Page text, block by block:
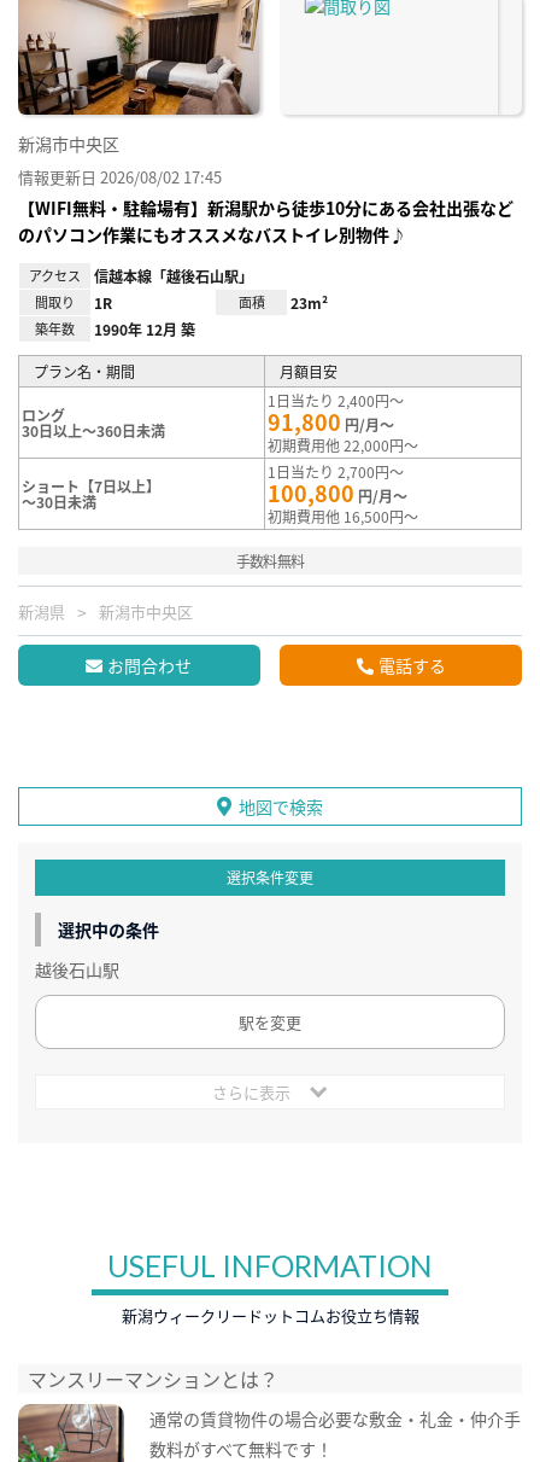
新潟市中央区
情報更新日 2026/08/02 17:45
【WIFI無料・駐輪場有】新潟駅から徒歩10分にある会社出張など
のパソコン作業にもオススメなバストイレ別物件♪
アクセス 信越本線「越後石山駅」
間取り 1R 面積 23m²
築年数 1990年 12月 築
プラン名・期間 月額目安
ロング
30日以上～360日未満
1日当たり 2,400円～
91,800 円/月～
初期費用他 22,000円～
ショート【7日以上】
～30日未満
1日当たり 2,700円～
100,800 円/月～
初期費用他 16,500円～
手数料無料
新潟県 新潟市中央区
お問合わせ 電話する
地図で検索
選択条件変更
選択中の条件
越後石山駅
駅を変更
さらに表示
USEFUL INFORMATION
新潟ウィークリードットコムお役立ち情報
マンスリーマンションとは？
通常の賃貸物件の場合必要な敷金・礼金・仲介手
数料がすべて無料です！